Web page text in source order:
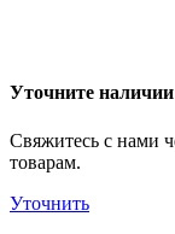
Уточните
Свяжитесь с нами
товарам.
Уточнить